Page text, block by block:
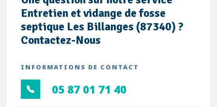
Entretien et vidange de fosse
septique Les Billanges (87340) ?
Contactez-Nous
INFORMATIONS DE CONTACT
05 87 01 71 40